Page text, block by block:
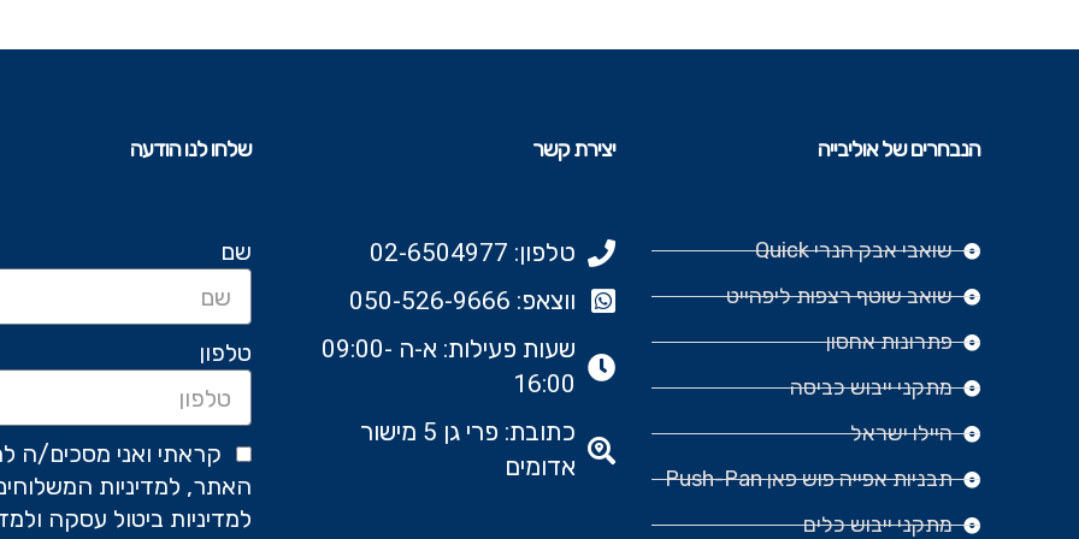
הנבחרים של אוליבייה
שואבי אבק הנרי Quick
שואב שוטף רצפות ליפהייט
פתרונות אחסון
מתקני ייבוש כביסה
היילו ישראל
תבניות אפייה פוש פאן Push-Pan
מתקני ייבוש כלים
יצירת קשר
טלפון: 02-6504977
ווצאפ: 050-526-9666‬
שעות פעילות: א-ה 09:00-
16:00
כתובת: פרי גן 5 מישור
אדומים
שלחו לנו הודעה
שם
טלפון
קראתי ואני מסכים/ה
האתר, למדיניות
למדיניות ביטול עסקה